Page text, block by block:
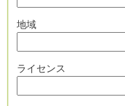
地域
ライセンス